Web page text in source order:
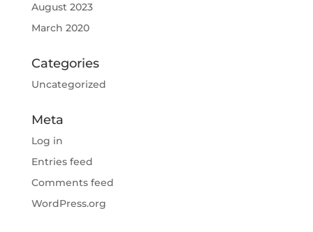
August 2023
March 2020
Categories
Uncategorized
Meta
Log in
Entries feed
Comments feed
WordPress.org